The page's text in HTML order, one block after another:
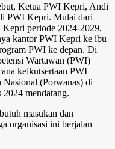
Ketua PWI Kepri, Andi
PWI Kepri. Mulai dari
periode 2024-2029,
kantor PWI Kepri ke ibu
PWI ke depan. Di
Wartawan (PWI)
keikutsertaan PWI
(Porwanas) di
mendatang.
masukan dan
organisasi ini berjalan